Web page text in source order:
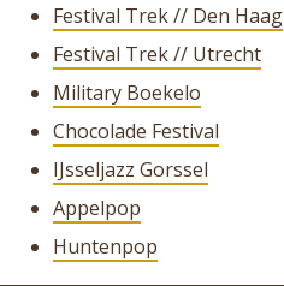
Festival Trek // Den Haag
Festival Trek // Utrecht
Military Boekelo
Chocolade Festival
IJsseljazz Gorssel
Appelpop
Huntenpop